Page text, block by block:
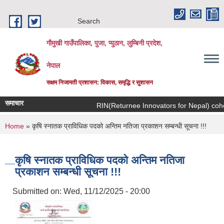
Search
गौमुखी गाउँपालिका, पुजा, प्युठान, लुम्बिनी प्रदेश,
नेपाल
सक्षम निजामती प्रशासन: विकास, समृद्धि र सुशासन
समाचार
You are here
Home » कृषि स्नातक प्राविधिक पदको अन्तिम नतिजा प्रकाशन सम्बन्धी सूचना !!!
कृषि स्नातक प्राविधिक पदको अन्तिम नतिजा
प्रकाशन सम्बन्धी सूचना !!!
Submitted on: Wed, 11/12/2025 - 20:00